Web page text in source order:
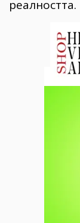
реалността.